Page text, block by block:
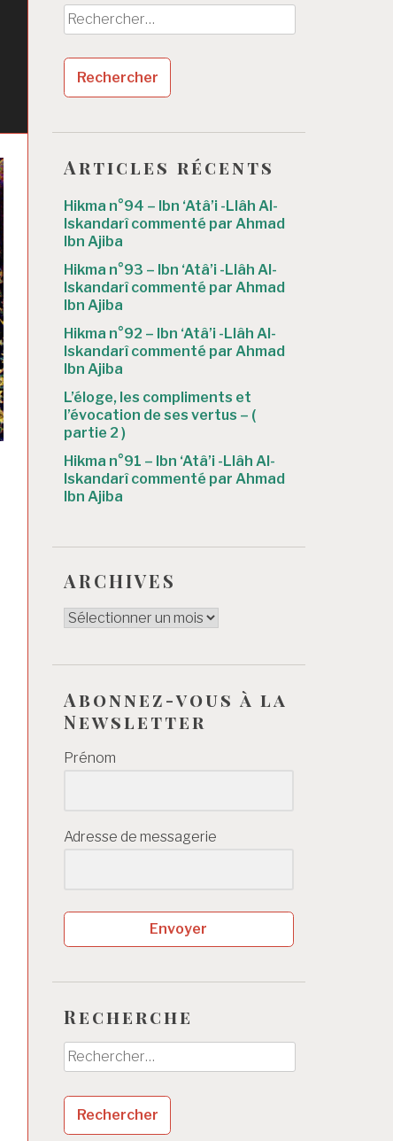
Rechercher :
Articles récents
Hikma n°94 – Ibn ‘Atâ’i -Llâh Al-
Iskandarî commenté par Ahmad
Ibn Ajiba
Hikma n°93 – Ibn ‘Atâ’i -Llâh Al-
Iskandarî commenté par Ahmad
Ibn Ajiba
Hikma n°92 – Ibn ‘Atâ’i -Llâh Al-
Iskandarî commenté par Ahmad
Ibn Ajiba
L’éloge, les compliments et
l’évocation de ses vertus – (
partie 2 )
Hikma n°91 – Ibn ‘Atâ’i -Llâh Al-
Iskandarî commenté par Ahmad
Ibn Ajiba
ARCHIVES
ARCHIVES
Abonnez-vous à la
Newsletter
Prénom
Adresse de messagerie
Envoyer
Recherche
Rechercher :